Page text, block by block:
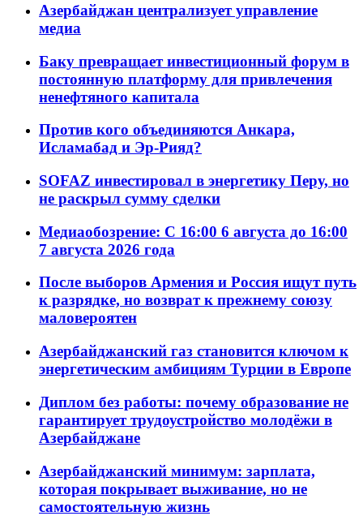
Азербайджан централизует управление
медиа
Баку превращает инвестиционный форум в
постоянную платформу для привлечения
ненефтяного капитала
Против кого объединяются Анкара,
Исламабад и Эр-Рияд?
SOFAZ инвестировал в энергетику Перу, но
не раскрыл сумму сделки
Медиаобозрение: С 16:00 6 августа до 16:00
7 августа 2026 года
После выборов Армения и Россия ищут путь
к разрядке, но возврат к прежнему союзу
маловероятен
Азербайджанский газ становится ключом к
энергетическим амбициям Турции в Европе
Диплом без работы: почему образование не
гарантирует трудоустройство молодёжи в
Азербайджане
Азербайджанский минимум: зарплата,
которая покрывает выживание, но не
самостоятельную жизнь